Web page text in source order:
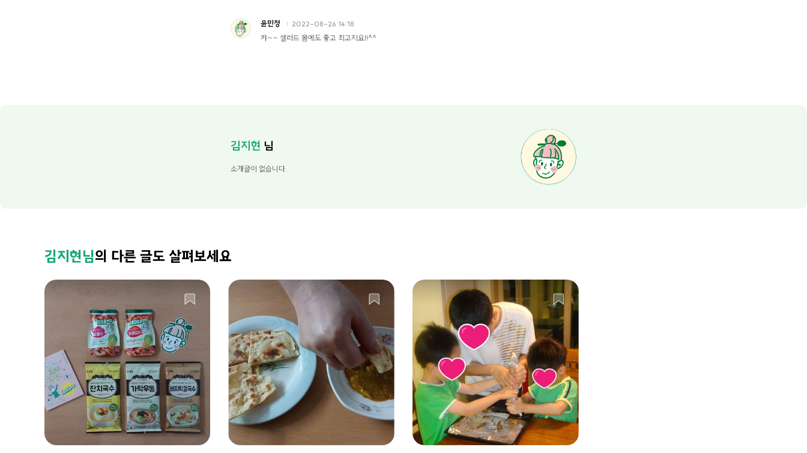
윤민정 2022-08-26 14:18
캬~~ 샐러드 몸에도 좋고 최고지요!!^^
김지현 님
소개글이 없습니다.
김지현님의 다른 글도 살펴보세요